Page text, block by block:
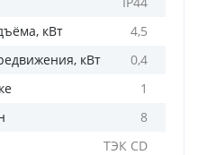
кВт
4,5
кВт
0,4
1
8
ТЭК CD